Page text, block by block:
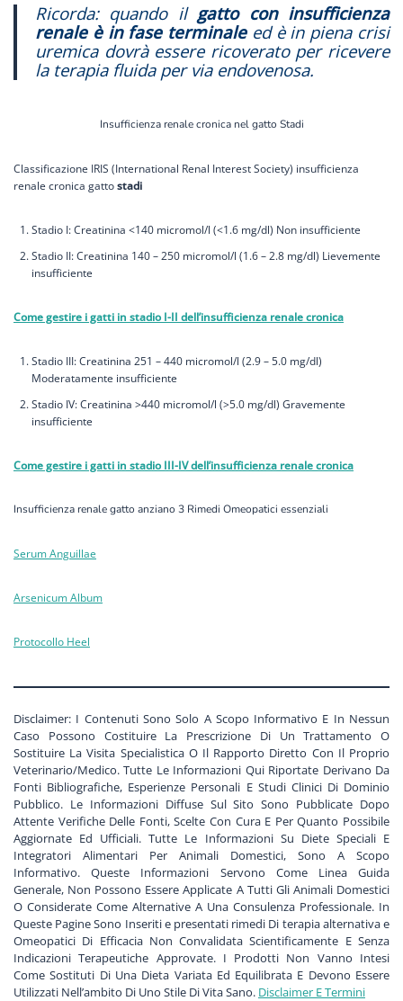
Ricorda: quando il gatto con insufficienza
renale è in fase terminaleed è in piena crisi
uremica dovrà essere ricoverato per ricevere
la terapia fluida per via endovenosa.
Insufficienza renale cronica nel gatto Stadi
Classificazione IRIS (International Renal Interest Society) insufficienza
renale cronica gattostadi
Stadio I: Creatinina <140 micromol/l (<1.6 mg/dl) Non insufficiente
Stadio II: Creatinina 140 – 250 micromol/l (1.6 – 2.8 mg/dl) Lievemente
insufficiente
Come gestire i gatti in stadio I-II dell’insufficienza renale cronica
Stadio III: Creatinina 251 – 440 micromol/l (2.9 – 5.0 mg/dl)
Moderatamente insufficiente
Stadio IV: Creatinina >440 micromol/l (>5.0 mg/dl) Gravemente
insufficiente
Come gestire i gatti in stadio III-IV dell’insufficienza renale cronica
Insufficienza renale gatto anziano 3 Rimedi Omeopatici essenziali
Serum Anguillae
Arsenicum Album
Protocollo Heel
Disclaimer: I Contenuti Sono Solo A Scopo Informativo E In Nessun
Caso Possono Costituire La Prescrizione Di Un Trattamento O
Sostituire La Visita Specialistica O Il Rapporto Diretto Con Il Proprio
Veterinario/Medico. Tutte Le Informazioni Qui Riportate Derivano Da
Fonti Bibliografiche, Esperienze Personali E Studi Clinici Di Dominio
Pubblico. Le Informazioni Diffuse Sul Sito Sono Pubblicate Dopo
Attente Verifiche Delle Fonti, Scelte Con Cura E Per Quanto Possibile
Aggiornate Ed Ufficiali. Tutte Le Informazioni Su Diete Speciali E
Integratori Alimentari Per Animali Domestici, Sono A Scopo
Informativo. Queste Informazioni Servono Come Linea Guida
Generale, Non Possono Essere Applicate A Tutti Gli Animali Domestici
O Considerate Come Alternative A Una Consulenza Professionale. In
Queste Pagine Sono Inseriti e presentati rimedi Di terapia alternativa e
Omeopatici Di Efficacia Non Convalidata Scientificamente E Senza
Indicazioni Terapeutiche Approvate. I Prodotti Non Vanno Intesi
Come Sostituti Di Una Dieta Variata Ed Equilibrata E Devono Essere
Utilizzati Nell’ambito Di Uno Stile Di Vita Sano. Disclaimer E Termini